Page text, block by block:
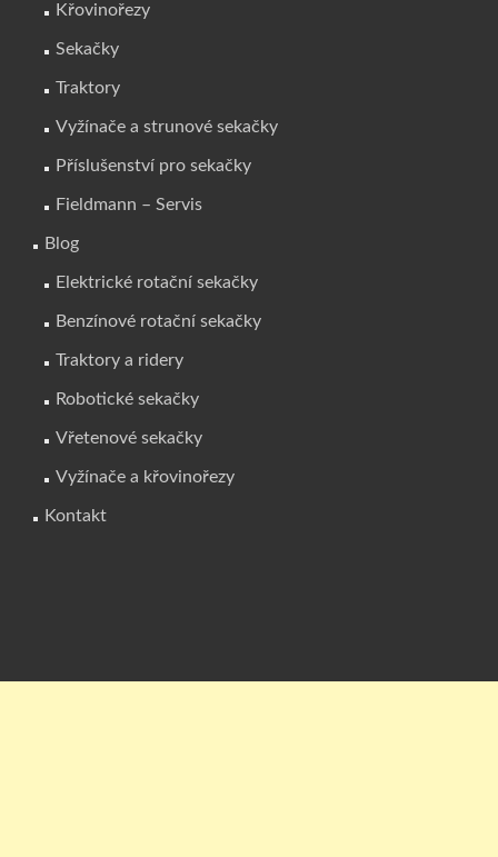
Křovinořezy
Sekačky
Traktory
Vyžínače a strunové sekačky
Příslušenství pro sekačky
Fieldmann – Servis
Blog
Elektrické rotační sekačky
Benzínové rotační sekačky
Traktory a ridery
Robotické sekačky
Vřetenové sekačky
Vyžínače a křovinořezy
Kontakt